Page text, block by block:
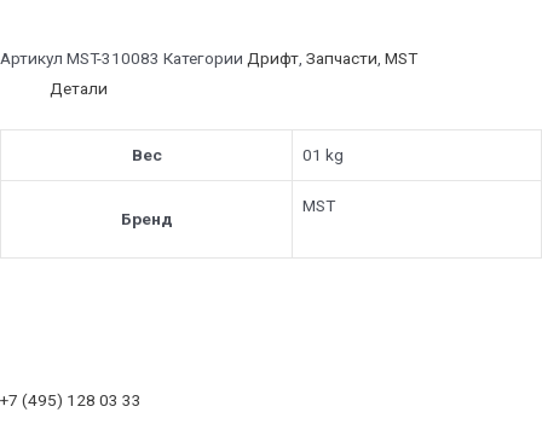
Артикул MST-310083 Категории Дрифт, Запчасти, MST
Детали
Вес 01 kg
Бренд
MST
+7 (495) 128 03 33